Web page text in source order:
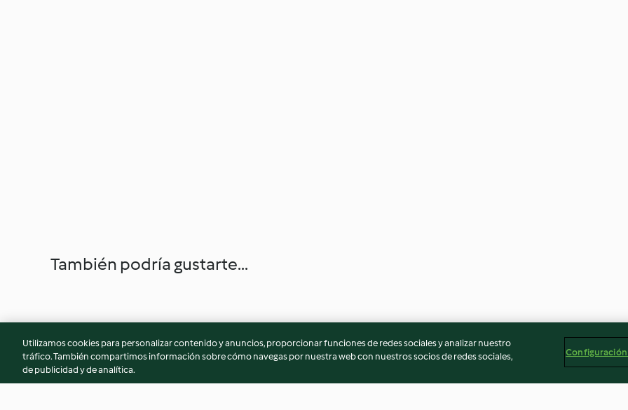
También podría gustarte...
Utilizamos cookies para personalizar contenido y anuncios, proporcionar funciones de redes sociales y analizar nuestro
tráfico. También compartimos información sobre cómo navegas por nuestra web con nuestros socios de redes sociales,
de publicidad y de analítica.
Configuración